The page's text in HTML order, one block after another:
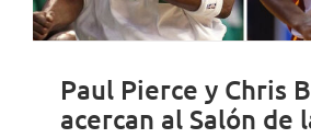
Paul Pierce y Chris
acercan al Salón de